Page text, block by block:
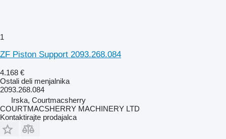
1
ZF Piston Support 2093.268.084
4.168 €
Ostali deli menjalnika
2093.268.084
Irska, Courtmacsherry
COURTMACSHERRY MACHINERY LTD
Kontaktirajte prodajalca